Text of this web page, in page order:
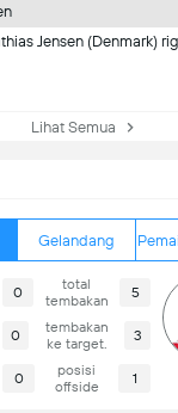
Jensen (Denmark)
Lihat Semua
Gelandang
0
total
tembakan
5
0
tembakan
ke target.
3
0
posisi
offside
1